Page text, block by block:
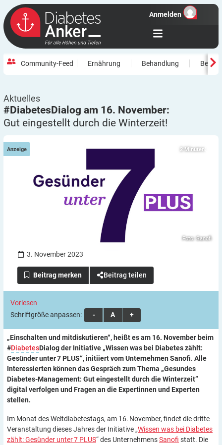
Anmelden
Community-Feed Ernährung Behandlung
Aktuelles
#DiabetesDialog am 16. November:
Gut eingestellt durch die Winterzeit!
2 Minuten
Foto: Sanofi
Anzeige
3. November 2023
Beitrag teilen
Vorlesen
Schriftgröße anpassen:
A A A
„Einschalten und mitdiskutieren“, heißt es am 16. November beim
#DiabetesDialog der Initiative „Wissen was bei Diabetes zählt:
Gesünder unter 7 PLUS“, initiiert vom Unternehmen Sanofi. Alle
Interessierten können das Gespräch zum Thema „Gesundes
Diabetes-Management: Gut eingestellt durch die Winterzeit”
digital verfolgen und Fragen an die Expertinnen und Experten
stellen.
Im Monat des Weltdiabetestags, am 16. November, findet die dritte
Veranstaltung dieses Jahres der Initiative „Wissen was bei Diabetes
zählt: Gesünder unter 7 PLUS“ des UnternehmensSanofi statt. Die